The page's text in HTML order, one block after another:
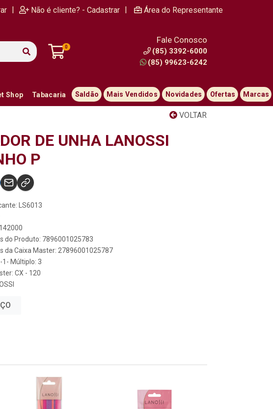
| Não é cliente? - Cadastrar | Área do Representante
0
Fale Conosco
(85) 3392-6000
(85) 99623-6242
Shop Tabacaria Saldão Mais Vendidos Novidades Ofertas Marcas
VOLTAR
DE UNHA LANOSSI
P
LS6013
do Produto: 7896001025783
da Caixa Master: 27896001025787
1- Múltiplo: 3
CX - 120